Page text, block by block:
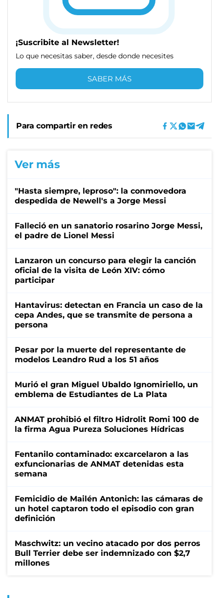
¡Suscribite al Newsletter!
Lo que necesitas saber, desde donde necesites
SABER MÁS
Para compartir en redes
Ver más
"Hasta siempre, leproso": la conmovedora
despedida de Newell's a Jorge Messi
Falleció en un sanatorio rosarino Jorge Messi,
el padre de Lionel Messi
Lanzaron un concurso para elegir la canción
oficial de la visita de León XIV: cómo
participar
Hantavirus: detectan en Francia un caso de la
cepa Andes, que se transmite de persona a
persona
Pesar por la muerte del representante de
modelos Leandro Rud a los 51 años
Murió el gran Miguel Ubaldo Ignomiriello, un
emblema de Estudiantes de La Plata
ANMAT prohibió el filtro Hidrolit Romi 100 de
la firma Agua Pureza Soluciones Hídricas
Fentanilo contaminado: excarcelaron a las
exfuncionarias de ANMAT detenidas esta
semana
Femicidio de Mailén Antonich: las cámaras de
un hotel captaron todo el episodio con gran
definición
Maschwitz: un vecino atacado por dos perros
Bull Terrier debe ser indemnizado con $2,7
millones